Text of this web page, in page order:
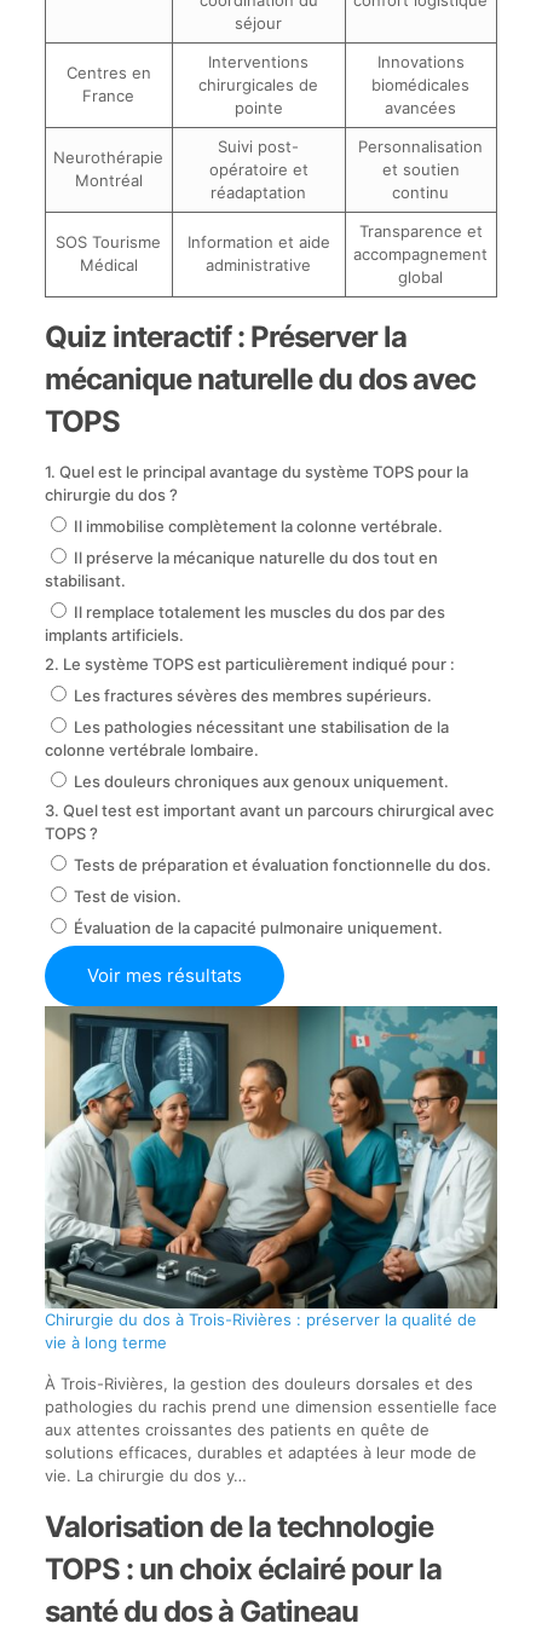
séjour
Centres en
France
Interventions
chirurgicales de
pointe
Innovations
biomédicales
avancées
Neurothérapie
Montréal
Suivi post-
opératoire et
réadaptation
Personnalisation
et soutien
continu
SOS Tourisme
Médical
Information et aide
administrative
Transparence et
accompagnement
global
Quiz interactif : Préserver la
mécanique naturelle du dos avec
TOPS
1. Quel est le principal avantage du système TOPS pour la
chirurgie du dos ?
Il immobilise complètement la colonne vertébrale.
Il préserve la mécanique naturelle du dos tout en
stabilisant.
Il remplace totalement les muscles du dos par des
implants artificiels.
2. Le système TOPS est particulièrement indiqué pour :
Les fractures sévères des membres supérieurs.
Les pathologies nécessitant une stabilisation de la
colonne vertébrale lombaire.
Les douleurs chroniques aux genoux uniquement.
3. Quel test est important avant un parcours chirurgical avec
TOPS ?
Tests de préparation et évaluation fonctionnelle du dos.
Test de vision.
Évaluation de la capacité pulmonaire uniquement.
Voir mes résultats
Chirurgie du dos à Trois-Rivières : préserver la qualité de
vie à long terme
À Trois-Rivières, la gestion des douleurs dorsales et des
pathologies du rachis prend une dimension essentielle face
aux attentes croissantes des patients en quête de
solutions efficaces, durables et adaptées à leur mode de
vie. La chirurgie du dos y…
Valorisation de la technologie
TOPS : un choix éclairé pour la
santé du dos à Gatineau